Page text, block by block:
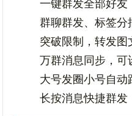
一键群发全部好友
群聊群发、标签
突破限制，转发图
万群消息同步，可
大号发圈小号自动
长按消息快捷群发